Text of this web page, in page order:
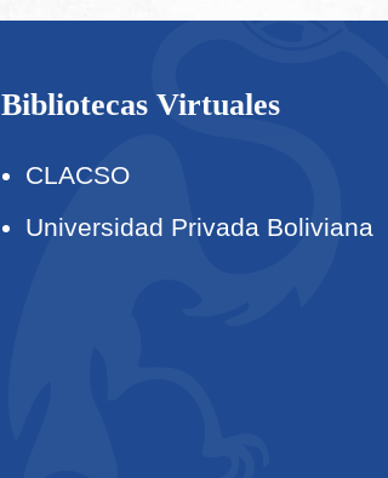
Bibliotecas Virtuales
CLACSO
Universidad Privada Boliviana